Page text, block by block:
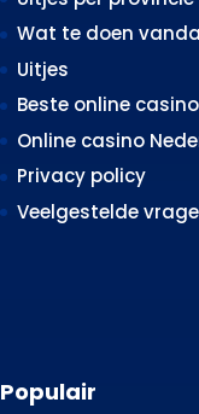
Wat te doen
Uitjes
Beste online
Online casino
Privacy policy
Veelgestelde
Populair